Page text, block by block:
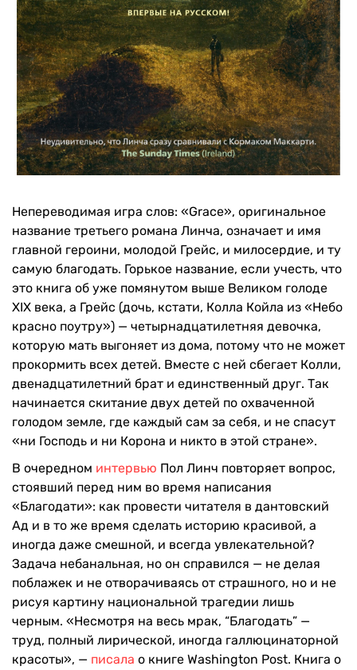
Непереводимая игра слов: «Grace», оригинальное
название третьего романа Линча, означает и имя
главной героини, молодой Грейс, и милосердие, и ту
самую благодать. Горькое название, если учесть, что
это книга об уже помянутом выше Великом голоде
XIX века, а Грейс (дочь, кстати, Колла Койла из «Небо
красно поутру») — четырнадцатилетняя девочка,
которую мать выгоняет из дома, потому что не может
прокормить всех детей. Вместе с ней сбегает Колли,
двенадцатилетний брат и единственный друг. Так
начинается скитание двух детей по охваченной
голодом земле, где каждый сам за себя, и не спасут
«ни Господь и ни Корона и никто в этой стране».
В очередном интервью Пол Линч повторяет вопрос,
стоявший перед ним во время написания
«Благодати»: как провести читателя в дантовский
Ад и в то же время сделать историю красивой, а
иногда даже смешной, и всегда увлекательной?
Задача небанальная, но он справился — не делая
поблажек и не отворачиваясь от страшного, но и не
рисуя картину национальной трагедии лишь
черным. «Несмотря на весь мрак, “Благодать” —
труд, полный лирической, иногда галлюцинаторной
красоты», — писала о книге Washington Post. Книга о